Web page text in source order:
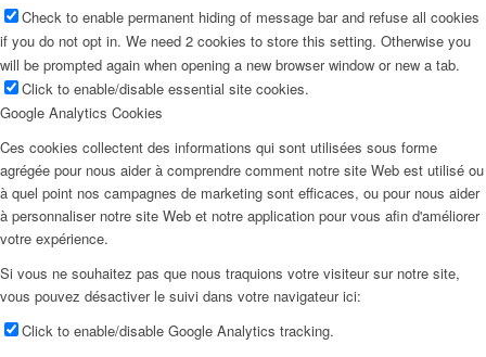
Check to enable permanent hiding of message bar and refuse all cookies
if you do not opt in. We need 2 cookies to store this setting. Otherwise you
will be prompted again when opening a new browser window or new a tab.
Click to enable/disable essential site cookies.
Google Analytics Cookies
Ces cookies collectent des informations qui sont utilisées sous forme
agrégée pour nous aider à comprendre comment notre site Web est utilisé ou
à quel point nos campagnes de marketing sont efficaces, ou pour nous aider
à personnaliser notre site Web et notre application pour vous afin d'améliorer
votre expérience.
Si vous ne souhaitez pas que nous traquions votre visiteur sur notre site,
vous pouvez désactiver le suivi dans votre navigateur ici:
Click to enable/disable Google Analytics tracking.